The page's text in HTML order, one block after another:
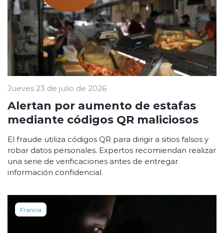
Jueves 23 de julio de 2026
Alertan por aumento de estafas
mediante códigos QR maliciosos
El fraude utiliza códigos QR para dirigir a sitios falsos y
robar datos personales. Expertos recomiendan realizar
una serie de verificaciones antes de entregar
información confidencial.
Francia